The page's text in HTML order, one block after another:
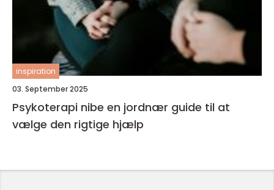
inspiration
03. September 2025
Psykoterapi nibe en jordnær guide til at
vælge den rigtige hjælp